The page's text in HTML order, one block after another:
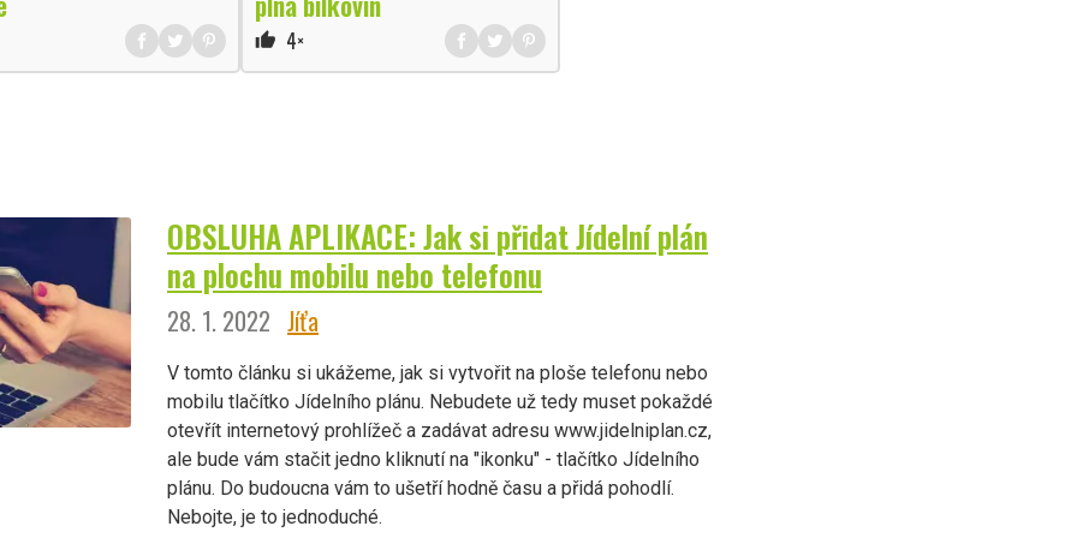
thumb_up 4×
OBSLUHA APLIKACE: Jak si přidat Jídelní plán
na plochu mobilu nebo telefonu
28. 1. 2022 Jíťa
V tomto článku si ukážeme, jak si vytvořit na ploše telefonu nebo
mobilu tlačítko Jídelního plánu. Nebudete už tedy muset pokaždé
otevřít internetový prohlížeč a zadávat adresu www.jidelniplan.cz,
ale bude vám stačit jedno kliknutí na "ikonku" - tlačítko Jídelního
plánu. Do budoucna vám to ušetří hodně času a přidá pohodlí.
Nebojte, je to jednoduché.